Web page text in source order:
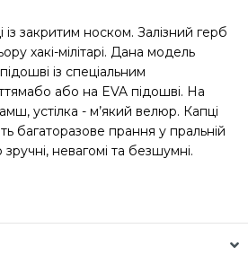
із закритим носком. Залізний герб
хакі-мілітарі. Дана модель
із спеціальним
або на EVA підошві. На
устілка - м’який велюр. Капці
багаторазове прання у пральній
невагомі та безшумні.